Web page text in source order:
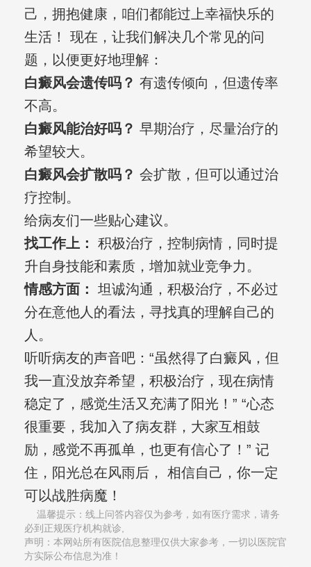
己，拥抱健康，咱们都能过上幸福快乐的
生活！ 现在，让我们解决几个常见的问
题，以便更好地理解：
白癜风会遗传吗？ 有遗传倾向，但遗传率
不高。
白癜风能治好吗？ 早期治疗，尽量治疗的
希望较大。
白癜风会扩散吗？ 会扩散，但可以通过治
疗控制。
给病友们一些贴心建议。
找工作上：
积极治疗，控制病情，同时提
升自身技能和素质，增加就业竞争力。
情感方面：
坦诚沟通，积极治疗，不必过
分在意他人的看法，寻找真的理解自己的
人。
听听病友的声音吧：“虽然得了白癜风，但
我一直没放弃希望，积极治疗，现在病情
稳定了，感觉生活又充满了阳光！” “心态
很重要，我加入了病友群，大家互相鼓
励，感觉不再孤单，也更有信心了！” 记
住，阳光总在风雨后， 相信自己，你一定
可以战胜病魔！
温馨提示：线上问答内容仅为参考，如有医疗需求，请务
必到正规医疗机构就诊,
声明：本网站所有医院信息整理仅供大家参考，一切以医院官
方实际公布信息为准！